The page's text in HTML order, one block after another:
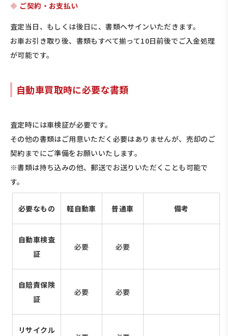
ご契約・お支払い
査定当日、もしくは後日に、書類へサインいただきます。
お車お引き取り後、書類もすべて揃って10日前後でご入金処理
が可能です。
自動車買取時に必要な書類
査定時には車検証が必要です。
その他の書類はご用意いただく必要はありませんが、売却のご
契約までにご準備をお願いいたします。
※書類は持ち込みの他、郵送でお送りいただくことも可能で
す。
必要なもの 軽自動車 普通車 備考
自動車検査
証
必要 必要
自賠責保険
証
必要 必要
リサイクル